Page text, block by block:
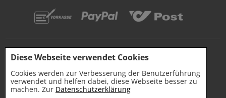
Diese Webseite verwendet Cookies
Cookies werden zur Verbesserung der Benutzerführung
verwendet und helfen dabei, diese Webseite besser zu
machen. Zur Datenschutzerklärung